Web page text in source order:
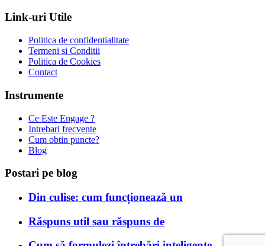
Link-uri Utile
Politica de confidentialitate
Termeni si Conditii
Politica de Cookies
Contact
Instrumente
Ce Este Engage ?
Intrebari frecvente
Cum obtin puncte?
Blog
Postari pe blog
Din culise: cum funcționează un
Răspuns util sau răspuns de